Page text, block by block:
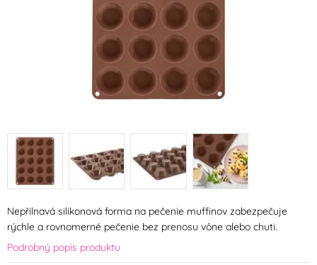
Nepřilnavá silikonová forma na pečenie muffinov zabezpečuje
rýchle a rovnomerné pečenie bez prenosu vône alebo chuti.
Podrobný popis produktu